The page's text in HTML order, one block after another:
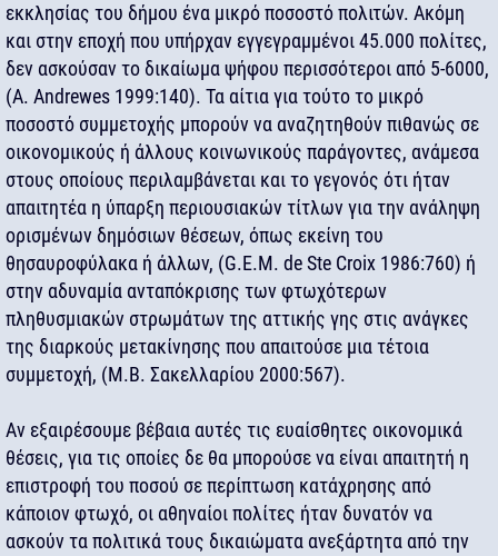
εκκλησίας του δήμου ένα μικρό ποσοστό πολιτών. Ακόμη
και στην εποχή που υπήρχαν εγγεγραμμένοι 45.000 πολίτες,
δεν ασκούσαν το δικαίωμα ψήφου περισσότεροι από 5-6000,
(A. Andrewes 1999:140). Τα αίτια για τούτο το μικρό
ποσοστό συμμετοχής μπορούν να αναζητηθούν πιθανώς σε
οικονομικούς ή άλλους κοινωνικούς παράγοντες, ανάμεσα
στους οποίους περιλαμβάνεται και το γεγονός ότι ήταν
απαιτητέα η ύπαρξη περιουσιακών τίτλων για την ανάληψη
ορισμένων δημόσιων θέσεων, όπως εκείνη του
θησαυροφύλακα ή άλλων, (G.E.M. de Ste Croix 1986:760) ή
στην αδυναμία ανταπόκρισης των φτωχότερων
πληθυσμιακών στρωμάτων της αττικής γης στις ανάγκες
της διαρκούς μετακίνησης που απαιτούσε μια τέτοια
συμμετοχή, (Μ.Β. Σακελλαρίου 2000:567).
Αν εξαιρέσουμε βέβαια αυτές τις ευαίσθητες οικονομικά
θέσεις, για τις οποίες δε θα μπορούσε να είναι απαιτητή η
επιστροφή του ποσού σε περίπτωση κατάχρησης από
κάποιον φτωχό, οι αθηναίοι πολίτες ήταν δυνατόν να
ασκούν τα πολιτικά τους δικαιώματα ανεξάρτητα από την